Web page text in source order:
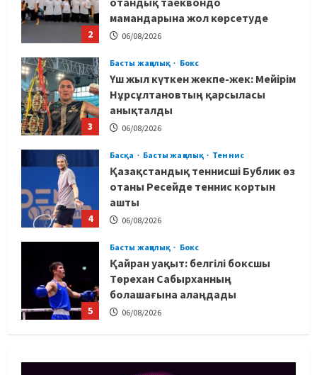
3
Үш жыл күткен жекпе-жек: Мейірім
Нұрсұлтановтың қарсыласы
06/08/2026
Басқа Басты жаңалық Теннис
Қазақстандық теннисші Бублик өз
отаны Ресейде теннис кортын
06/08/2026
Басты жаңалық Бокс
Қайран уақыт: белгілі боксшы
Төрехан Сабырханның
06/08/2026
Басты жаңалық Бокс
Көркем гимнастикадан әлем
чемпионаты: Ел намысын кімдер